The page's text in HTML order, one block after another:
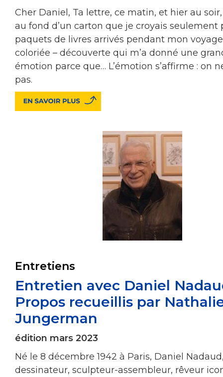
Cher Daniel, Ta lettre, ce matin, et hier au soir,
au fond d’un carton que je croyais seulement
paquets de livres arrivés pendant mon
coloriée – découverte qui m’a donné une
émotion parce que… L’émotion s’affirme : on
pas.
Entretiens
Entretien avec Daniel
Propos recueillis par
Jungerman
édition mars 2023
Né le 8 décembre 1942 à Paris, Daniel
dessinateur, sculpteur-assembleur, rêveur